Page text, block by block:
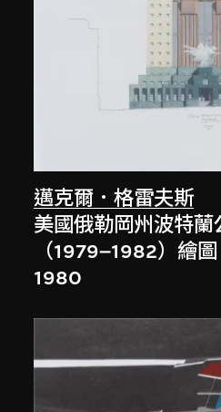
邁克爾．格雷夫斯
美國俄勒岡州波特蘭
（1979–1982）繪圖
1980